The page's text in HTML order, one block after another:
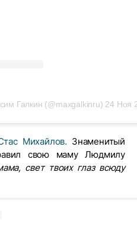
Галкин (@maxgalkinru) 24 Ноя
Михайлов. Знаменитый
свою маму Людмилу
свет твоих глаз всюду